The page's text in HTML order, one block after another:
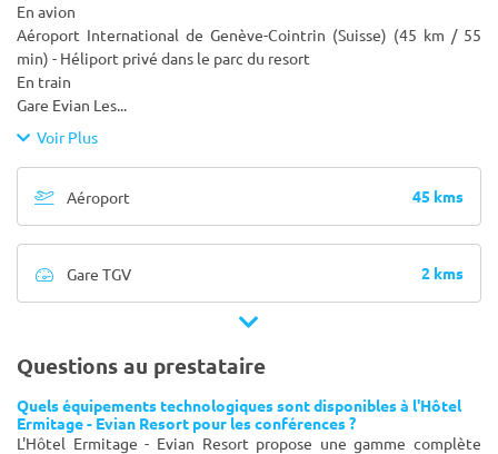
En avion
Aéroport International de Genève-Cointrin (Suisse) (45 km / 55
min) - Héliport privé dans le parc du resort
En train
Gare Evian Les...
Voir Plus
Aéroport 45 kms
Gare TGV 2 kms
Questions au prestataire
Quels équipements technologiques sont disponibles à l'Hôtel
Ermitage - Evian Resort pour les conférences ?
L'Hôtel Ermitage - Evian Resort propose une gamme complète